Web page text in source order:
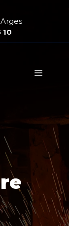
10
Meniu